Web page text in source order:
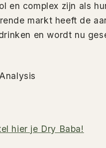
en complex zijn als
markt heeft de
en wordt nu
hier je Dry Baba!